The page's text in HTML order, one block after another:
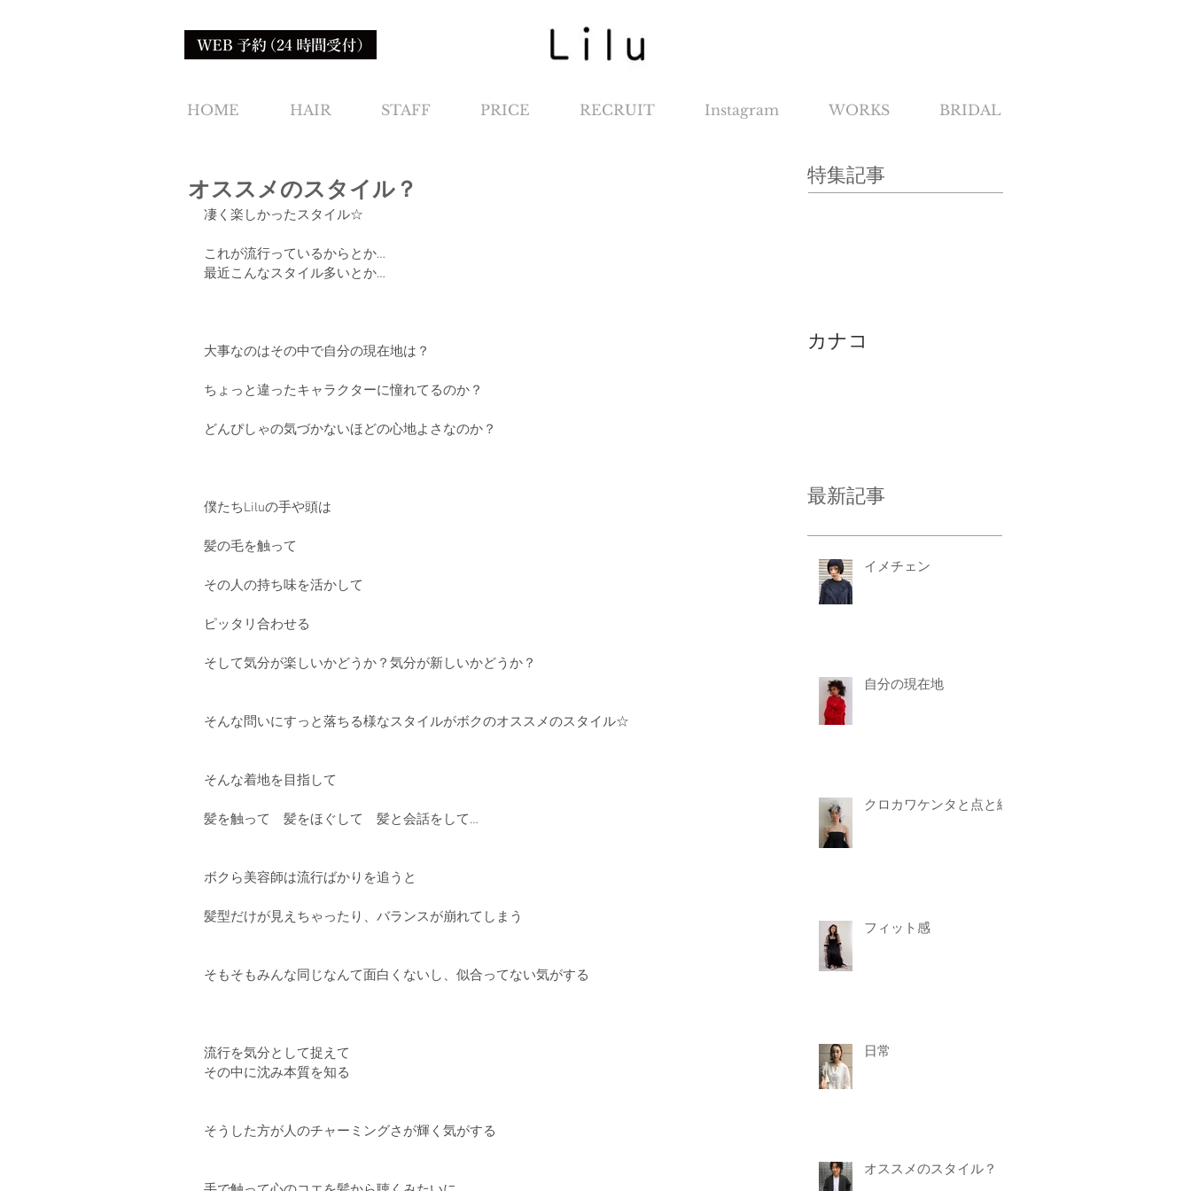
HOME HAIR STAFF PRICE RECRUIT Instagram WORKS BRIDAL
オススメのスタイル？
凄く楽しかったスタイル☆
これが流行っているからとか…
最近こんなスタイル多いとか…
大事なのはその中で自分の現在地は？
ちょっと違ったキャラクターに憧れてるのか？
どんぴしゃの気づかないほどの心地よさなのか？
僕たちLiluの手や頭は
髪の毛を触って
その人の持ち味を活かして
ピッタリ合わせる
そして気分が楽しいかどうか？気分が新しいかどうか？
そんな問いにすっと落ちる様なスタイルがボクのオススメのスタイル☆
そんな着地を目指して
髪を触って　髪をほぐして　髪と会話をして…
ボクら美容師は流行ばかりを追うと
髪型だけが見えちゃったり、バランスが崩れてしまう
そもそもみんな同じなんて面白くないし、似合ってない気がする
流行を気分として捉えて
その中に沈み本質を知る
そうした方が人のチャーミングさが輝く気がする
特集記事
カナコ
最新記事
イメチェン
自分の現在地
クロカワケンタと点と線
フィット感
日常
オススメのスタイル？